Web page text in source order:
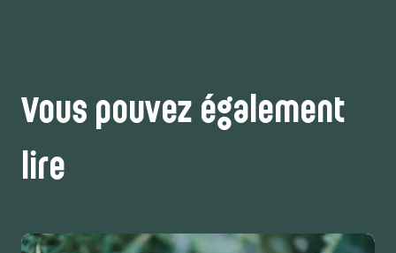
Vous pouvez également
lire